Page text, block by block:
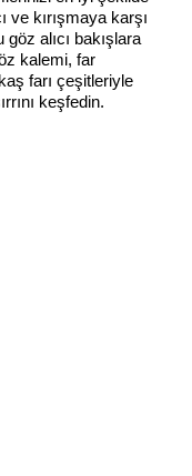
ve kırışmaya karşı
alıcı bakışlara
kalemi, far
farı çeşitleriyle
keşfedin.